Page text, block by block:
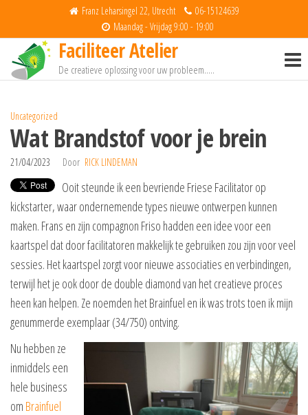
inhoud
Franz Leharsingel 22, Utrecht
06-15124639
Maandag - Vrijdag 9:00 - 19:00
Faciliteer Atelier
De creatieve oplossing voor uw probleem…..
Uncategorized
Wat Brandstof voor je brein
21/04/2023 Door RICK LINDEMAN
Ooit steunde ik een bevriende Friese Facilitator op
kickstarter, waar ondernemende types nieuwe ontwerpen kunnen
maken. Frans en zijn compagnon Friso hadden een idee voor een
kaartspel dat door facilitatoren makkelijk te gebruiken zou zijn voor veel
sessies. Het kaartspel zorgt voor nieuwe associaties en verbindingen,
terwijl het je ook door de double diamond van het creatieve proces
heen kan helpen. Ze noemden het Brainfuel en ik was trots toen ik mijn
genummerde exemplaar (34/750) ontving.
Nu hebben ze
inmiddels een
hele business
om Brainfuel